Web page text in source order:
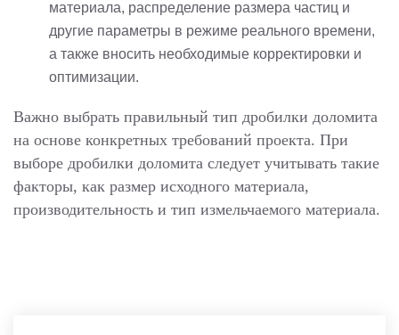
материала, распределение размера частиц и
другие параметры в режиме реального времени,
а также вносить необходимые корректировки и
оптимизации.
Важно выбрать правильный тип дробилки доломита
на основе конкретных требований проекта. При
выборе дробилки доломита следует учитывать такие
факторы, как размер исходного материала,
производительность и тип измельчаемого материала.